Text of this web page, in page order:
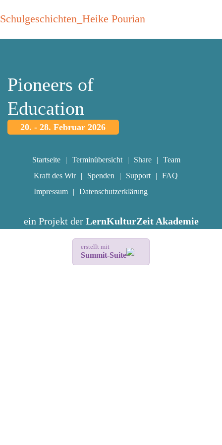
Schulgeschichten_Heike Pourian
Pioneers of
Education
20. - 28. Februar 2026
Startseite Terminübersicht Share
Team
Kraft des Wir
Spenden Support
FAQ
Impressum
Datenschutzerklärung
ein Projekt der LernKulturZeit Akademie
erstellt mit
Summit-Suite